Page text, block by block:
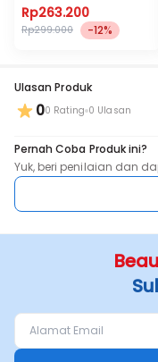
sensitif/Luka Kering
(300ml)
Rp263.200
Rp299.000 -12%
Ulasan Produk
00 Rating 0 Ulasan
Pernah Coba Produk ini?
Yuk, beri penilaian dan